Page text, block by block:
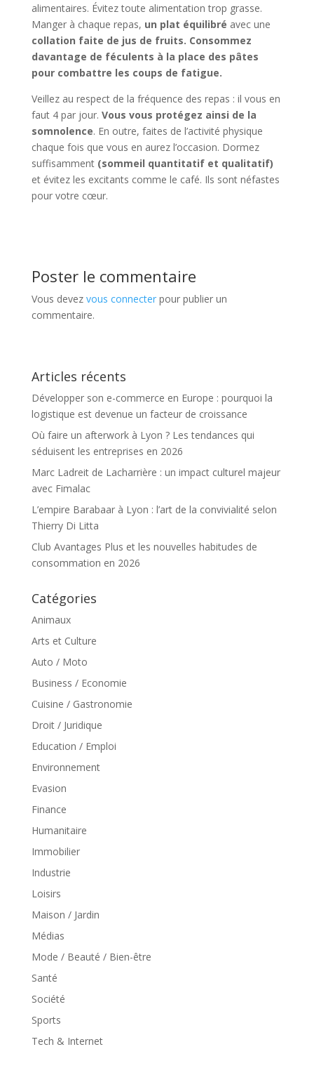
alimentaires. Évitez toute alimentation trop grasse.
Manger à chaque repas, un plat équilibré avec une
collation faite de jus de fruits. Consommez
davantage de féculents à la place des pâtes
pour combattre les coups de fatigue.
Veillez au respect de la fréquence des repas : il vous en
faut 4 par jour. Vous vous protégez ainsi de la
somnolence. En outre, faites de l’activité physique
chaque fois que vous en aurez l’occasion. Dormez
suffisamment (sommeil quantitatif et qualitatif)
et évitez les excitants comme le café. Ils sont néfastes
pour votre cœur.
Poster le commentaire
Vous devez vous connecterpour publier un
commentaire.
Articles récents
Développer son e-commerce en Europe : pourquoi la
logistique est devenue un facteur de croissance
Où faire un afterwork à Lyon ? Les tendances qui
séduisent les entreprises en 2026
Marc Ladreit de Lacharrière : un impact culturel majeur
avec Fimalac
L’empire Barabaar à Lyon : l’art de la convivialité selon
Thierry Di Litta
Club Avantages Plus et les nouvelles habitudes de
consommation en 2026
Catégories
Animaux
Arts et Culture
Auto / Moto
Business / Economie
Cuisine / Gastronomie
Droit / Juridique
Education / Emploi
Environnement
Evasion
Finance
Humanitaire
Immobilier
Industrie
Loisirs
Maison / Jardin
Médias
Mode / Beauté / Bien-être
Santé
Société
Sports
Tech & Internet